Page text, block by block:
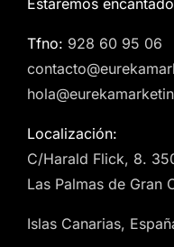
Tfno: 928 60 95 06
Localización:
C/Harald Flick, 8.
Las Palmas de Gran
Islas Canarias,